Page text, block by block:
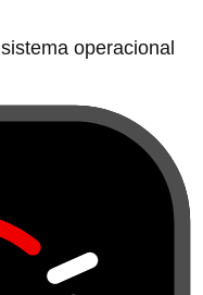
operacional